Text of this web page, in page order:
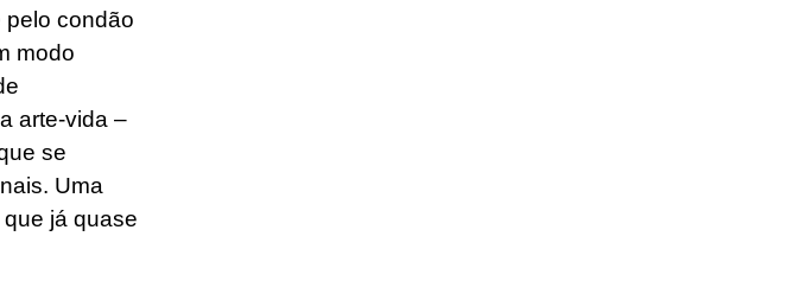
pelo condão
modo
arte-vida –
se
Uma
já quase